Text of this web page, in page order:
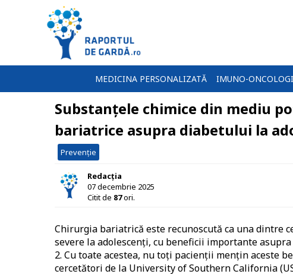
MEDICINA PERSONALIZATĂ IMUNO-
Substanțele chimice din mediu
bariatrice asupra diabetului la
Prevenție
Redacția
07 decembrie 2025
Citit de 87ori.
Chirurgia bariatrică este recunoscută ca una
severe la adolescenți, cu beneficii importante
2. Cu toate acestea, nu toți pacienții mențin aceste
cercetători de la University of Southern California